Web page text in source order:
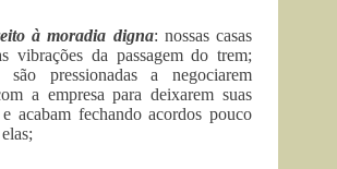
à moradia digna: nossas casas
vibrações da passagem do trem;
são pressionadas a negociarem
a empresa para deixarem suas
acabam fechando acordos pouco